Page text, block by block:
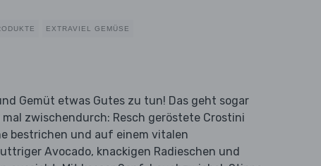
EXTRAVIEL GEMÜSE
Gemüt etwas Gutes zu tun! Das geht sogar
zwischendurch: Resch geröstete Crostini
bestrichen und auf einem vitalen
Avocado, knackigen Radieschen und